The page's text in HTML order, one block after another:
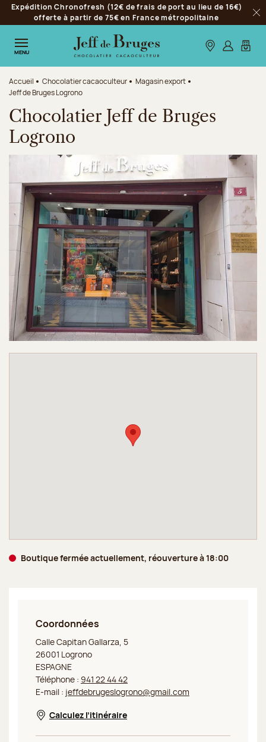
Aller à la navigation
Aller au contenu principal
Aller au pied de page
Expédition Chronofresh (12€ de frais de port au lieu de 16€)
offerte à partir de 75€ en France métropolitaine
MENU Nos boutiques
S’identifier
Mon
Accueil Chocolatier cacaoculteur
Magasin export
Jeff de Bruges Logrono
Chocolatier Jeff de Bruges
Logrono
Boutique fermée actuellement, réouverture à 18:00
Coordonnées
Jeff de Bruges Logrono
Calle Capitan Gallarza, 5
26001 Logrono
ESPAGNE
Téléphone : 941 22 44 42
E-mail : jeffdebrugeslogrono@gmail.com
Nouvelle fenêtre
Calculez l’itinéraire